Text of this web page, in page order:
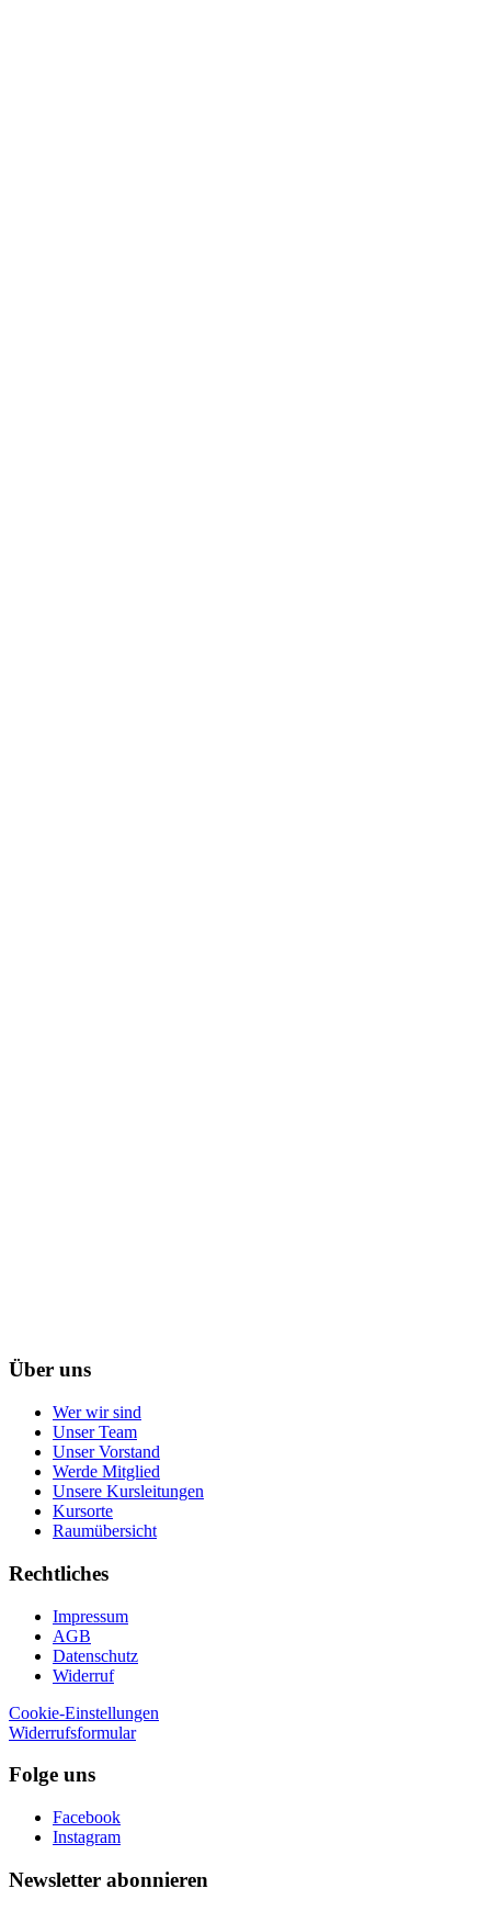
Über uns
Wer wir sind
Unser Team
Unser Vorstand
Werde Mitglied
Unsere Kursleitungen
Kursorte
Raumübersicht
Rechtliches
Impressum
AGB
Datenschutz
Widerruf
Cookie-Einstellungen
Widerrufsformular
Folge uns
Facebook
Instagram
Newsletter abonnieren